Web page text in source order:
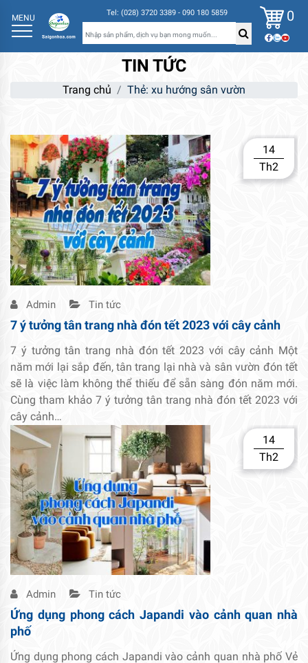
MENU Tel: (028) 3720 3389 - 090 180 5859 0
TIN TỨC
Trang chủ Thẻ: xu hướng sân vườn
14
Th2
Admin Tin tức
7 ý tưởng tân trang nhà đón tết 2023 với cây cảnh
7 ý tưởng tân trang nhà đón tết 2023 với cây cảnh Một
năm mới lại sắp đến, tân trang lại nhà và sân vườn đón tết
sẽ là việc làm không thể thiếu để sẵn sàng đón năm mới.
Cùng tham khảo 7 ý tưởng tân trang nhà đón tết 2023 với
cây cảnh…
14
Th2
Admin Tin tức
Ứng dụng phong cách Japandi vào cảnh quan nhà
phố
Ứng dụng phong cách Japandi vào cảnh quan nhà phố Vẻ